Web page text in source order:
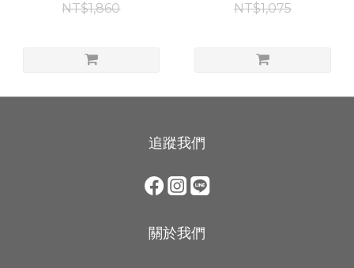
NT$1,860
NT$1,075
追蹤我們
關於我們